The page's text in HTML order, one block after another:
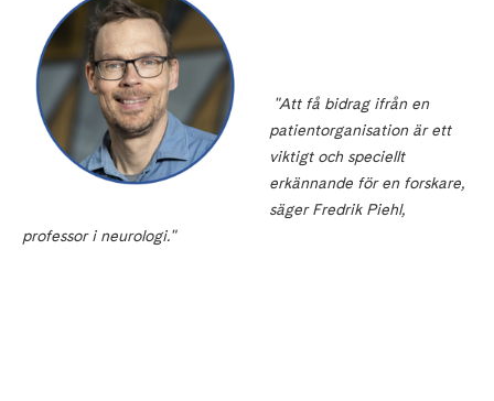
"Att få bidrag ifrån en
patientorganisation är ett
viktigt och speciellt
erkännande för en forskare,
säger Fredrik Piehl,
professor i neurologi."